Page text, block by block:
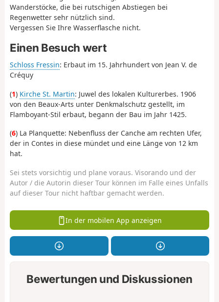
Wanderstöcke, die bei rutschigen Abstiegen bei
Regenwetter sehr nützlich sind.
Vergessen Sie Ihre Wasserflasche nicht.
Einen Besuch wert
Schloss Fressin: Erbaut im 15. Jahrhundert von Jean V. de
Créquy
(1) Kirche St. Martin: Juwel des lokalen Kulturerbes. 1906
von den Beaux-Arts unter Denkmalschutz gestellt, im
Flamboyant-Stil erbaut, begann der Bau im Jahr 1425.
(6) La Planquette: Nebenfluss der Canche am rechten Ufer,
der in Contes in diese mündet und eine Länge von 12 km
hat.
Sei stets vorsichtig und plane voraus. Visorando und der
Autor / die Autorin dieser Tour können im Falle eines Unfalls
auf dieser Tour nicht haftbar gemacht werden.
In der mobilen App anzeigen
Bewertungen und Diskussionen